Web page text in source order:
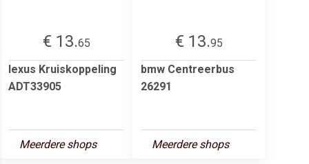
€ 13.65
lexus Kruiskoppeling
ADT33905
Meerdere shops
€ 13.95
bmw Centreerbus
26291
Meerdere shops